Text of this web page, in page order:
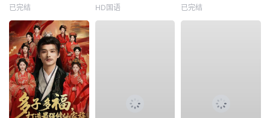
已完结 HD国语 已完结